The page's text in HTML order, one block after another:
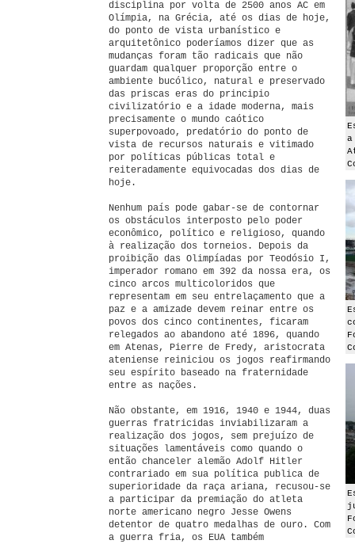
disciplina por volta de 2500 anos AC em
Olímpia, na Grécia, até os dias de hoje,
do ponto de vista urbanístico e
arquitetônico poderíamos dizer que as
mudanças foram tão radicais que não
guardam qualquer proporção entre o
ambiente bucólico, natural e preservado
das priscas eras do principio
civilizatório e a idade moderna, mais
precisamente o mundo caótico
superpovoado, predatório do ponto de
vista de recursos naturais e vitimado
por políticas públicas total e
reiteradamente equivocadas dos dias de
hoje.
Nenhum país pode gabar-se de contornar
os obstáculos interposto pelo poder
econômico, político e religioso, quando
à realização dos torneios. Depois da
proibição das Olimpíadas por Teodósio I,
imperador romano em 392 da nossa era, os
cinco arcos multicoloridos que
representam em seu entrelaçamento que a
paz e a amizade devem reinar entre os
povos dos cinco continentes, ficaram
relegados ao abandono até 1896, quando
em Atenas, Pierre de Fredy, aristocrata
ateniense reiniciou os jogos reafirmando
seu espírito baseado na fraternidade
entre as nações.
Não obstante, em 1916, 1940 e 1944, duas
guerras fratricidas inviabilizaram a
realização dos jogos, sem prejuízo de
situações lamentáveis como quando o
então chanceler alemão Adolf Hitler
contrariado em sua política publica de
superioridade da raça ariana, recusou-se
a participar da premiação do atleta
norte americano negro Jesse Owens
detentor de quatro medalhas de ouro. Com
a guerra fria, os EUA também
a